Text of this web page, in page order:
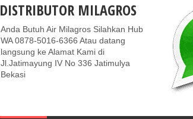
DISTRIBUTOR MILAGROS
Anda Butuh Air Milagros Silahkan Hub
WA 0878-5016-6366 Atau datang
langsung ke Alamat Kami di
Jl.Jatimayung IV No 336 Jatimulya
Bekasi